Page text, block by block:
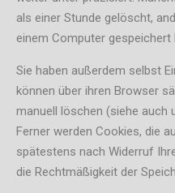
als einer Stunde gelöscht,
einem Computer gespeichert
Sie haben außerdem selbst
können über ihren Browser
manuell löschen (siehe auch
Ferner werden Cookies, die
spätestens nach Widerruf
die Rechtmäßigkeit der